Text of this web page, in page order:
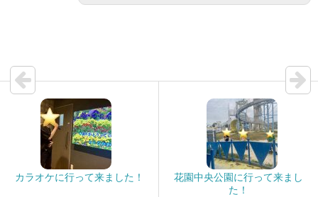
カラオケに行って来ました！
花園中央公園に行って来まし
た！